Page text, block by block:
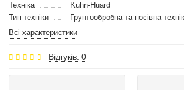
Техніка
Kuhn-Huard
Тип техніки
Грунтообробна та посівна
Всі характеристики
Відгуків: 0